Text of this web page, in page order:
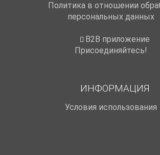
Политика в отношении
персональных данных
B2B приложение
Присоединяйтесь!
ИНФОРМАЦИЯ
Условия использования